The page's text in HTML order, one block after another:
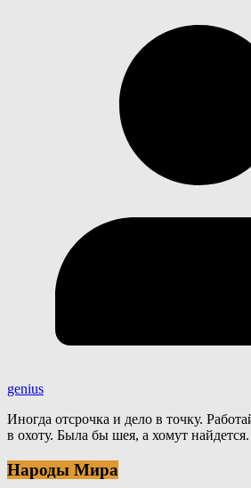
genius
Иногда отсрочка и дело в точку.
в охоту. Была бы шея, а хомут найдется.
Народы Мира